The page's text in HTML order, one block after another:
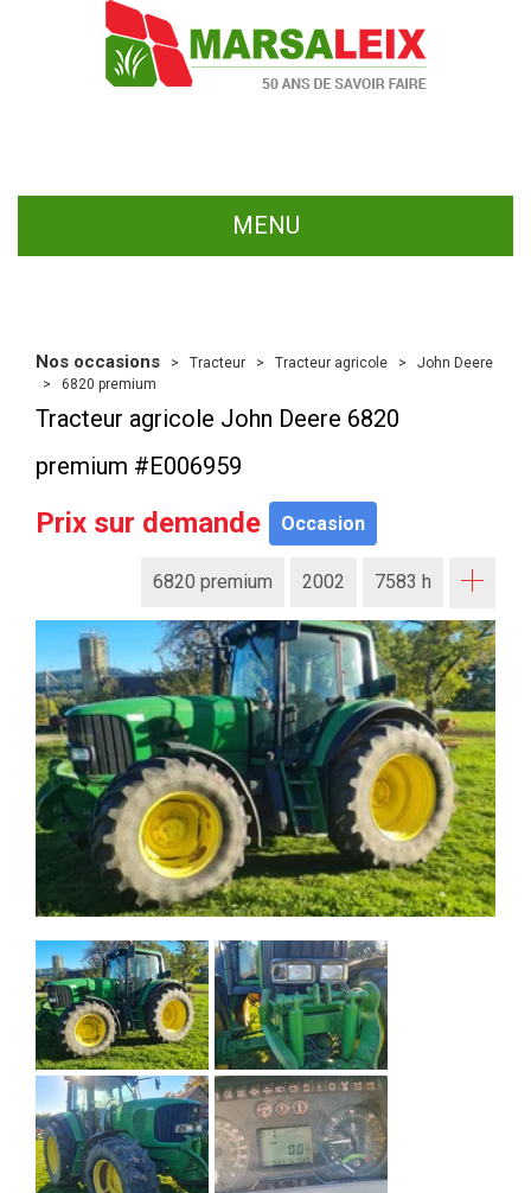
MENU
Nos occasions Tracteur Tracteur agricole
John Deere
6820 premium
Tracteur agricole John Deere 6820
premium #E006959
Prix sur demande Occasion
6820 premium 2002 7583 h